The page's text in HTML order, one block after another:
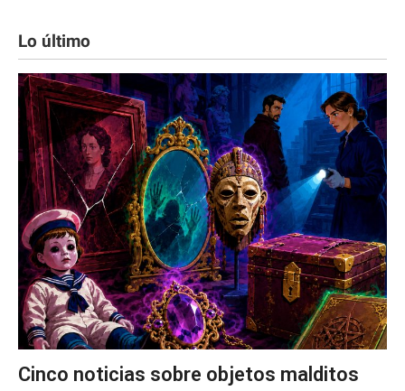
Lo último
Cinco noticias sobre objetos malditos